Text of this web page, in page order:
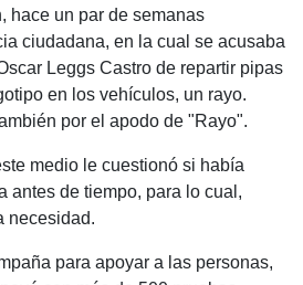
hace un par de semanas
ciudadana, en la cual se acusaba
Leggs Castro de repartir pipas
en los vehículos, un rayo.
por el apodo de "Rayo".
medio le cuestionó si había
antes de tiempo, para lo cual,
necesidad.
para apoyar a las personas,